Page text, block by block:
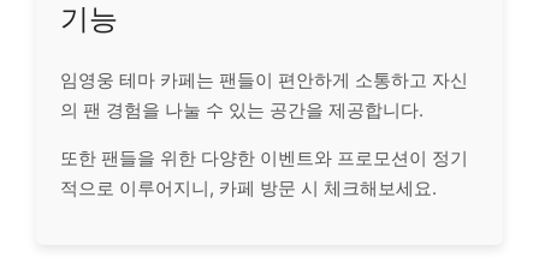
기능
임영웅 테마 카페는 팬들이 편안하게 소통하고 자신
의 팬 경험을 나눌 수 있는 공간을 제공합니다.
또한 팬들을 위한 다양한 이벤트와 프로모션이 정기
적으로 이루어지니, 카페 방문 시 체크해보세요.